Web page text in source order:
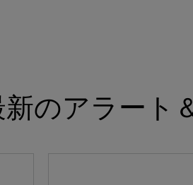
のアラート